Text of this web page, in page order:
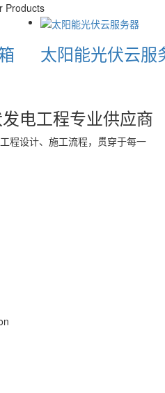
Products
太阳能光伏云服
电工程专业供应商
程设计、施工流程，贯穿于每一